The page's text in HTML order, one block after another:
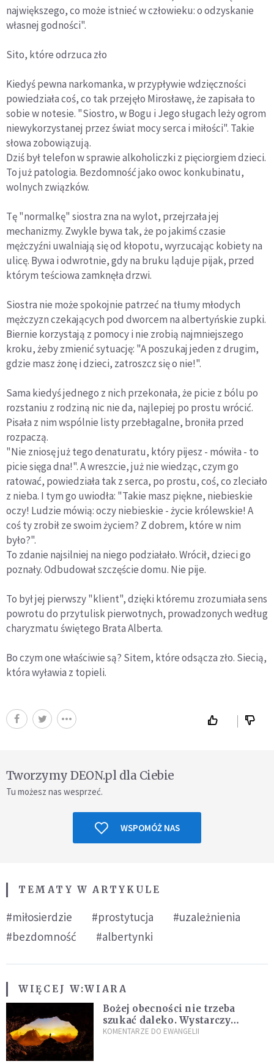
największego, co może istnieć w człowieku: o odzyskanie
własnej godności".
Sito, które odrzuca zło
Kiedyś pewna narkomanka, w przypływie wdzięczności
powiedziała coś, co tak przejęło Mirosławę, że zapisała to
sobie w notesie. "Siostro, w Bogu i Jego sługach leży ogrom
niewykorzystanej przez świat mocy serca i miłości". Takie
słowa zobowiązują.
Dziś był telefon w sprawie alkoholiczki z pięciorgiem dzieci.
To już patologia. Bezdomność jako owoc konkubinatu,
wolnych związków.
Tę "normalkę" siostra zna na wylot, przejrzała jej
mechanizmy. Zwykle bywa tak, że po jakimś czasie
mężczyźni uwalniają się od kłopotu, wyrzucając kobiety na
ulicę. Bywa i odwrotnie, gdy na bruku ląduje pijak, przed
którym teściowa zamknęła drzwi.
Siostra nie może spokojnie patrzeć na tłumy młodych
mężczyzn czekających pod dworcem na albertyńskie zupki.
Biernie korzystają z pomocy i nie zrobią najmniejszego
kroku, żeby zmienić sytuację: "A poszukaj jeden z drugim,
gdzie masz żonę i dzieci, zatroszcz się o nie!".
Sama kiedyś jednego z nich przekonała, że picie z bólu po
rozstaniu z rodziną nic nie da, najlepiej po prostu wrócić.
Pisała z nim wspólnie listy przebłagalne, broniła przed
rozpaczą.
"Nie zniosę już tego denaturatu, który pijesz - mówiła - to
picie sięga dna!". A wreszcie, już nie wiedząc, czym go
ratować, powiedziała tak z serca, po prostu, coś, co zleciało
z nieba. I tym go uwiodła: "Takie masz piękne, niebieskie
oczy! Ludzie mówią: oczy niebieskie - życie królewskie! A
coś ty zrobił ze swoim życiem? Z dobrem, które w nim
było?".
To zdanie najsilniej na niego podziałało. Wrócił, dzieci go
poznały. Odbudował szczęście domu. Nie pije.
To był jej pierwszy "klient", dzięki któremu zrozumiała sens
powrotu do przytulisk pierwotnych, prowadzonych według
charyzmatu świętego Brata Alberta.
Bo czym one właściwie są? Sitem, które odsącza zło. Siecią,
która wyławia z topieli.
Tworzymy DEON.pl dla Ciebie
Tu możesz nas wesprzeć.
WSPOMÓŻ NAS
TEMATY W ARTYKULE
#miłosierdzie #prostytucja
#uzależnienia
#bezdomność
#albertynki
WIĘCEJ W:WIARA
Bożej obecności nie trzeba
szukać daleko. Wystarczy
nauczyć się słuchać
KOMENTARZE DO EWANGELII